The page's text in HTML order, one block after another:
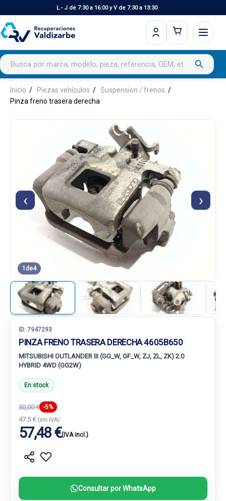
L - J de 7:30 a 16:00 y V de 7:30 a 13:30
Buscar productos search
Inicio Piezas vehículos
Suspension / frenos
Pinza freno trasera derecha
‹ ›
1 de4
ID: 7947293
PINZA FRENO TRASERA DERECHA 4605B650
MITSUBISHI OUTLANDER III (GG_W, GF_W, ZJ, ZL, ZK) 2.0
HYBRID 4WD (GG2W)
En stock
50,00 € -5%
47.5 € (sin IVA)
57,48 €(IVA incl.)
Consultar por WhatsApp